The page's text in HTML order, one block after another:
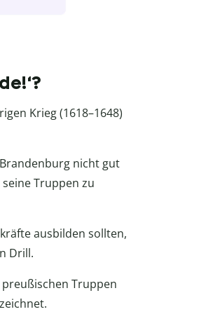
Krieg (1618–1648)
nicht gut
Truppen zu
ausbilden sollten,
Drill.
Truppen